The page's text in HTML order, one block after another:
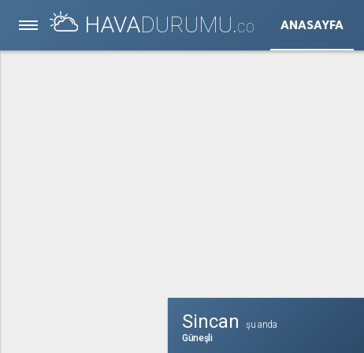
HAVADURUMU.CO ANASAYFA
Sincan
şu anda
Güneşli